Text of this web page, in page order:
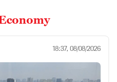
18:37, 08/08/2026